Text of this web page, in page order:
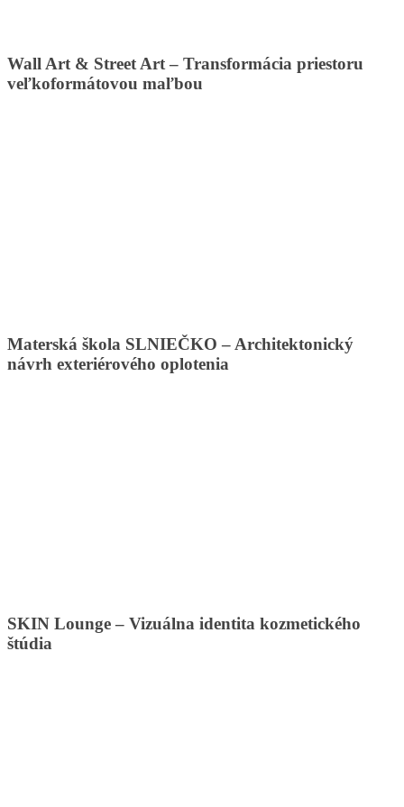
Wall Art & Street Art – Transformácia priestoru
veľkoformátovou maľbou
Materská škola SLNIEČKO – Architektonický
návrh exteriérového oplotenia
SKIN Lounge – Vizuálna identita kozmetického
štúdia